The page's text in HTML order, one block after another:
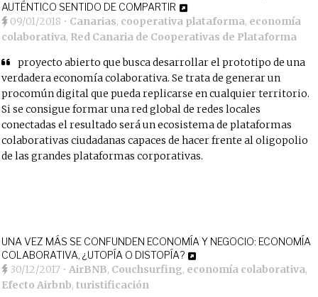
AUTÉNTICO SENTIDO DE COMPARTIR
09/01/2018 • Canarias, cooperativa plataforma, economía
colaborativa, Red Canaria de Cooperativas de Plataforma
proyecto abierto que busca desarrollar el prototipo de una
verdadera economía colaborativa. Se trata de generar un
procomún digital que pueda replicarse en cualquier territorio.
Si se consigue formar una red global de redes locales
conectadas el resultado será un ecosistema de plataformas
colaborativas ciudadanas capaces de hacer frente al oligopolio
de las grandes plataformas corporativas.
UNA VEZ MÁS SE CONFUNDEN ECONOMÍA Y NEGOCIO: ECONOMÍA
COLABORATIVA, ¿UTOPÍA O DISTOPÍA?
30/12/2017 •AirBNB, Couchsurfing, economía colaborativa,
Efecto Airbnb,turistificación